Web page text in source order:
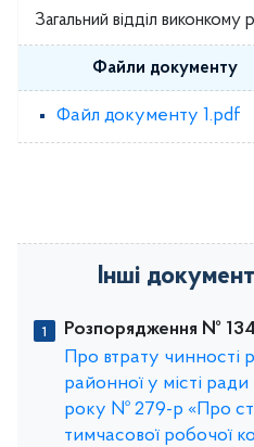
Загальний відділ виконкому
Файли документу
Файл документу 1.pdf
Інші
Розпорядження №
Про втрату чинності
районної у місті ради
року № 279-р «Про
тимчасової робочої